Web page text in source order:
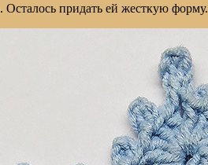
придать ей жесткую форму.